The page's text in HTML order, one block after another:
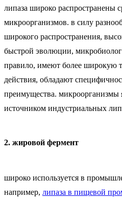
липаза широко распространены
микроорганизмов. в силу
широкого распространения,
быстрой эволюции,
правило, имеют более широкую
действия, обладают
преимущества. микроорганизмы
источником индустриальных
2. жировой фермент
широко используется в
например, липаза в пищевой